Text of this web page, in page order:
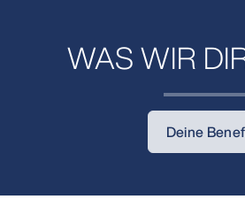
WAS WIR
Deine